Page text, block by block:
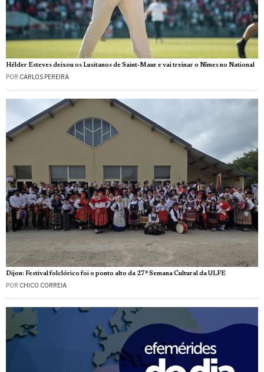
Hélder Esteves deixou os Lusitanos de Saint‑Maur e vai treinar o Nîmes no National
POR CARLOS PEREIRA
Dijon: Festival folclórico foi o ponto alto da 27ª Semana Cultural da ULFE
POR CHICO CORREIA